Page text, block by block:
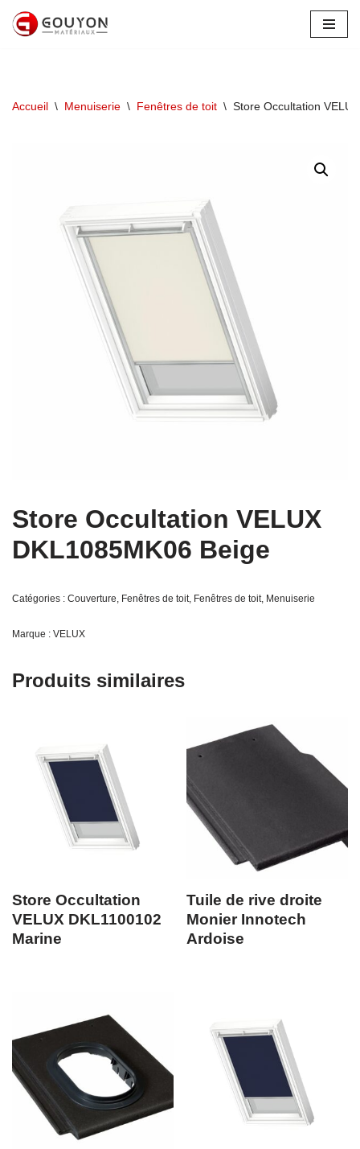
Accueil \ Menuiserie \ Fenêtres de toit \ Store Occultation
Store Occultation VELUX
DKL1085MK06 Beige
Catégories : Couverture, Fenêtres de toit, Fenêtres de toit, Menuiserie
Marque : VELUX
Produits similaires
Store Occultation
VELUX DKL1100102
Marine
Tuile de rive droite
Monier Innotech
Ardoise